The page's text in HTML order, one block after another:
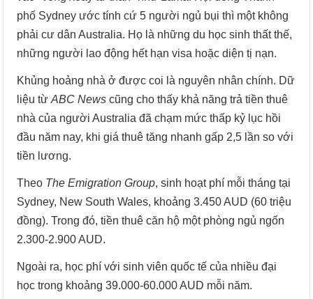
phố Sydney ước tính cứ 5 người ngủ bụi thì một không
phải cư dân Australia. Họ là những du học sinh thất thế,
những người lao động hết hạn visa hoặc diện tị nạn.
Khủng hoảng nhà ở được coi là nguyên nhân chính. Dữ
liệu từABC Newscũng cho thấy khả năng trả tiền thuê
nhà của người Australia đã chạm mức thấp kỷ lục hồi
đầu năm nay, khi giá thuê tăng nhanh gấp 2,5 lần so với
tiền lương.
Theo The Emigration Group, sinh hoạt phí mỗi tháng tại
Sydney, New South Wales, khoảng 3.450 AUD (60 triệu
đồng). Trong đó, tiền thuê căn hộ một phòng ngủ ngốn
2.300-2.900 AUD.
Ngoài ra, học phí với sinh viên quốc tế của nhiều đại
học trong khoảng 39.000-60.000 AUD mỗi năm.